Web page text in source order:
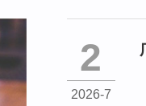
2
2026-7